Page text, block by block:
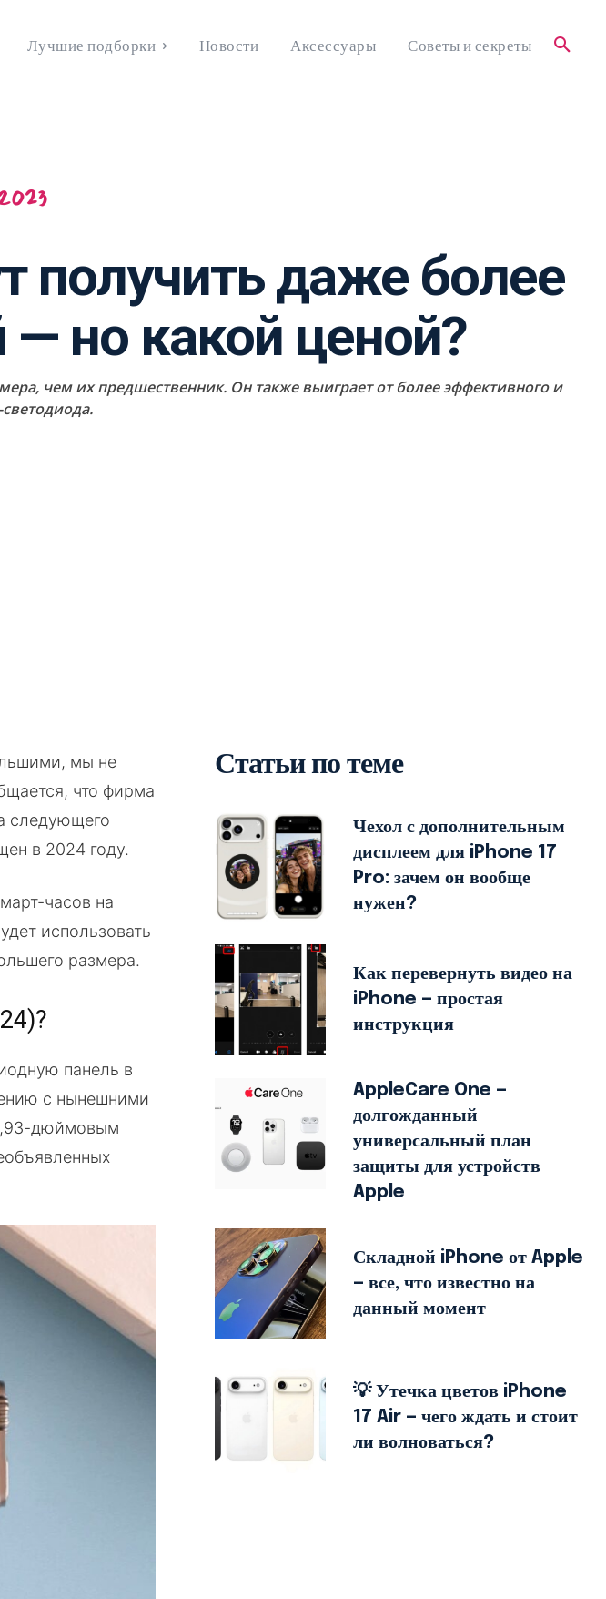
Лучшие подборки Новости Аксессуары Советы и секреты
получить даже более
— но какой ценой?
чем их предшественник. Он также выиграет от более эффективного и
мы не
что фирма
следующего
в 2024 году.
часов на
использовать
размера.
панель в
с нынешними
дюймовым
Статьи по теме
Чехол с дополнительным
дисплеем для iPhone 17
Pro: зачем он вообще
нужен?
Как перевернуть видео на
iPhone — простая
инструкция
AppleCare One —
долгожданный
универсальный план
защиты для устройств
Apple
Складной iPhone от Apple
— все, что известно на
данный момент
💡 Утечка цветов iPhone
17 Air — чего ждать и стоит
ли волноваться?